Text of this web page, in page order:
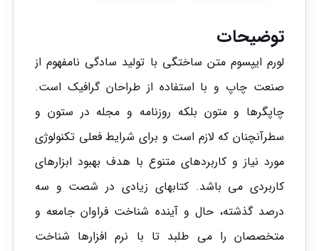
توضیحات
لورم ایپسوم متن ساختگی با تولید سادگی نامفهوم از
صنعت چاپ و با استفاده از طراحان گرافیک است.
چاپگرها و متون بلکه روزنامه و مجله در ستون و
سطرآنچنان که لازم است و برای شرایط فعلی تکنولوژی
مورد نیاز و کاربردهای متنوع با هدف بهبود ابزارهای
کاربردی می باشد. کتابهای زیادی در شصت و سه
درصد گذشته، حال و آینده شناخت فراوان جامعه و
متخصصان را می طلبد تا با نرم افزارها شناخت